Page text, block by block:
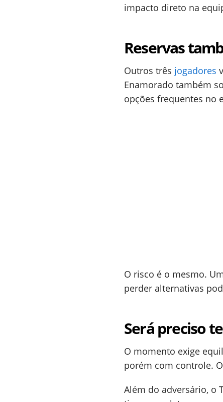
impacto direto na
Reservas
Outros três jogadores
Enamorado também
opções frequentes no
O risco é o mesmo.
perder alternativas
Será preciso
O momento exige
porém com controle.
Além do adversário, o